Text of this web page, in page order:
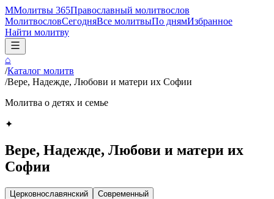
ММолитвы 365Православный молитвослов
МолитвословСегодняВсе молитвыПо днямИзбранное
Найти молитву
⌂
/Каталог молитв
/Вере, Надежде, Любови и матери их Софии
Молитва о детях и семье
✦
Вере, Надежде, Любови и матери их
Софии
Церковнославянский Современный